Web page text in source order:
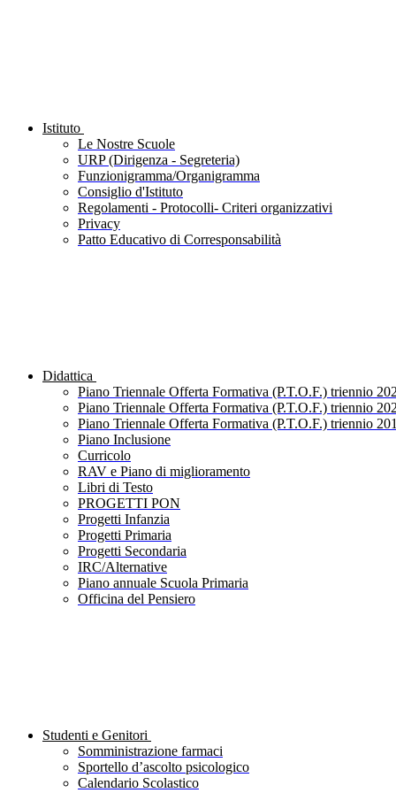
Istituto
Le Nostre Scuole
URP (Dirigenza - Segreteria)
Funzionigramma/Organigramma
Consiglio d'Istituto
Regolamenti - Protocolli- Criteri organizzativi
Privacy
Patto Educativo di Corresponsabilità
Didattica
Piano Triennale Offerta Formativa (P.T.O.F.) triennio
Piano Triennale Offerta Formativa (P.T.O.F.) triennio
Piano Triennale Offerta Formativa (P.T.O.F.) triennio
Piano Inclusione
Curricolo
RAV e Piano di miglioramento
Libri di Testo
PROGETTI PON
Progetti Infanzia
Progetti Primaria
Progetti Secondaria
IRC/Alternative
Piano annuale Scuola Primaria
Officina del Pensiero
Studenti e Genitori
Somministrazione farmaci
Sportello d’ascolto psicologico
Calendario Scolastico